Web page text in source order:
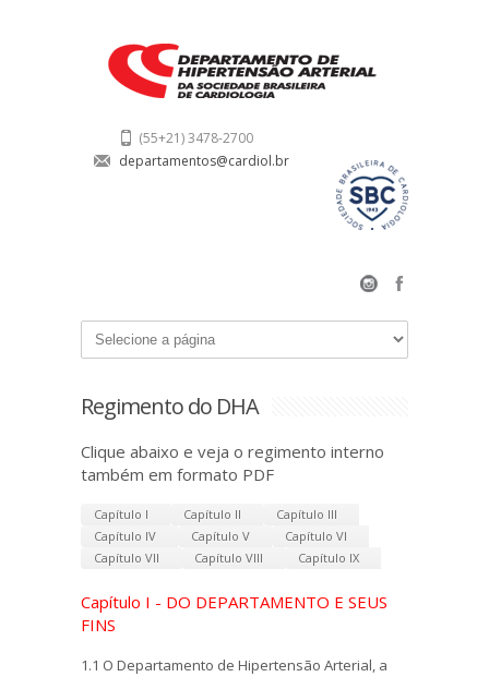
(55+21) 3478-2700
departamentos@cardiol.br
Regimento do DHA
Clique abaixo e veja o regimento interno
também em formato PDF
Capítulo I Capítulo II
Capítulo III
Capítulo IV
Capítulo V
Capítulo VI
Capítulo VII
Capítulo VIII Capítulo IX
Capítulo I - DO DEPARTAMENTO E SEUS
FINS
1.1 O Departamento de Hipertensão Arterial, a